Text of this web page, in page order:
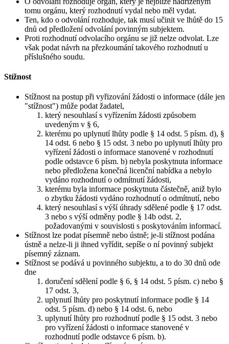
tomu orgánu, který rozhodnutí vydal nebo měl vydat.
Ten, kdo o odvolání rozhoduje, tak musí učinit ve lhůtě do 15
dnů od předložení odvolání povinným subjektem.
Proti rozhodnutí odvolacího orgánu se již nelze odvolat. Lze
však podat návrh na přezkoumání takového rozhodnutí u
příslušného soudu.
Stížnost
Stížnost na postup při vyřizování žádosti o informace (dále jen
"stížnost") může podat žadatel,
který nesouhlasí s vyřízením žádosti způsobem
uvedeným v § 6,
kterému po uplynutí lhůty podle § 14 odst. 5 písm. d), §
14 odst. 6 nebo § 15 odst. 3 nebo po uplynutí lhůty pro
vyřízení žádosti o informace stanovené v rozhodnutí
podle odstavce 6 písm. b) nebyla poskytnuta informace
nebo předložena konečná licenční nabídka a nebylo
vydáno rozhodnutí o odmítnutí žádosti,
kterému byla informace poskytnuta částečně, aniž bylo
o zbytku žádosti vydáno rozhodnutí o odmítnutí, nebo
který nesouhlasí s výší úhrady sdělené podle § 17 odst.
3 nebo s výší odměny podle § 14b odst. 2,
požadovanými v souvislosti s poskytováním informací.
Stížnost lze podat písemně nebo ústně; je-li stížnost podána
ústně a nelze-li ji ihned vyřídit, sepíše o ní povinný subjekt
písemný záznam.
Stížnost se podává u povinného subjektu, a to do 30 dnů ode
dne
doručení sdělení podle § 6, § 14 odst. 5 písm. c) nebo §
17 odst. 3,
uplynutí lhůty pro poskytnutí informace podle § 14
odst. 5 písm. d) nebo § 14 odst. 6, nebo
uplynutí lhůty pro rozhodnutí podle § 15 odst. 3 nebo
pro vyřízení žádosti o informace stanovené v
rozhodnutí podle odstavce 6 písm. b).